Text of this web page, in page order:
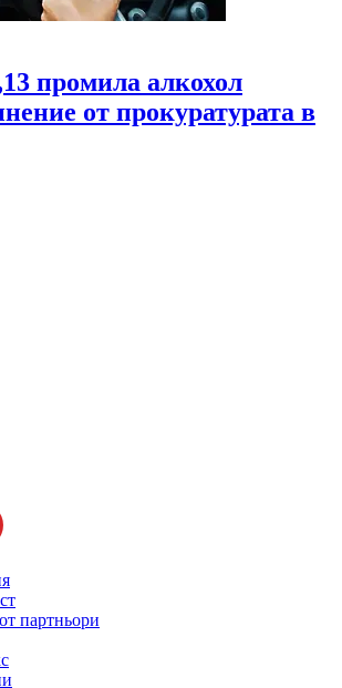
промила алкохол
от прокуратурата в
партньори